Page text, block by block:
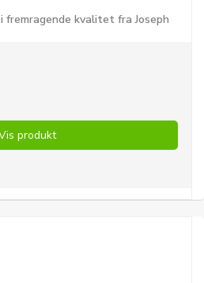
fremragende kvalitet fra Joseph
produkt